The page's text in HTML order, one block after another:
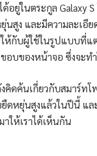
ยู่ในตระกูล Galaxy S
นสูง และมีความละเอี
กับผู้ใช้ในรูปแบบที่แ
อบของหน้าจอ ซึ่งจะ
คิดค้นเกี่ยวกับสมาร์
ดหยุ่นสูงแล้วในปีนี้ แล
ให้เราได้เห็นกัน